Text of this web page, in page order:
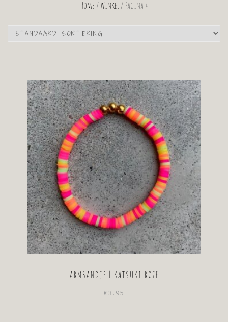
Home /Winkel / Pagina 4
ARMBANDJE | KATSUKI ROZE
€3.95